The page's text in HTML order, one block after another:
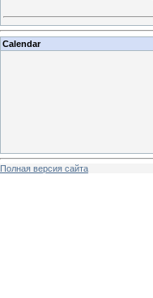
Calendar
Полная версия сайта